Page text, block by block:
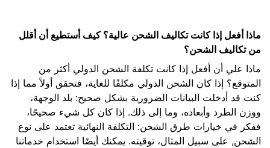
ماذا أفعل إذا كانت تكاليف الشحن عالية؟ كيف أستطيع أن أقلل
من تكاليف الشحن؟
ماذا علي أن أفعل إذا كانت تكلفة الشحن الدولي أكثر من
المتوقع؟ إذا كان الشحن الدولي مكلفًا للغاية، فتحقق أولاً مما إذا
كنت قد أدخلت البيانات الضرورية بشكل صحيح: بلد الوجهة،
ووزن الطرد وأبعاده، وما إلى ذلك. إذا كان كل شيء صحيحًا،
ففكر في خيارات طرق الشحن: التكلفة النهائية تعتمد على نوع
الشحن, على سبيل المثال، توقيته. يمكنك أيضًا استخدام خدماتنا